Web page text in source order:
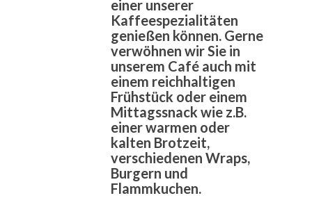
einer unserer
Kaffeespezialitäten
genießen können. Gerne
verwöhnen wir Sie in
unserem Café auch mit
einem reichhaltigen
Frühstück oder einem
Mittagssnack wie z.B.
einer warmen oder
kalten Brotzeit,
verschiedenen Wraps,
Burgern und
Flammkuchen.